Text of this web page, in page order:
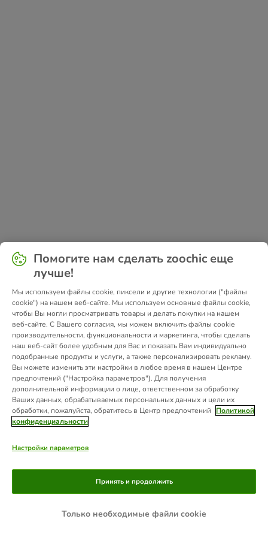
Application error: a
-side exception has occurred while
loading www.zoochic-eu.ru (see the
for more
Помогите нам сделать zoochic еще
лучше!
Мы используем файлы cookie, пиксели и другие технологии ("файлы
cookie") на нашем веб-сайте. Мы используем основные файлы cookie,
чтобы Вы могли просматривать товары и делать покупки на нашем
веб-сайте. С Вашего согласия, мы можем включить файлы cookie
производительности, функциональности и маркетинга, чтобы сделать
наш веб-сайт более удобным для Вас и показать Вам индивидуально
подобранные продукты и услуги, а также персонализировать рекламу.
Вы можете изменить эти настройки в любое время в нашем Центре
предпочтений ("Настройка параметров"). Для получения
дополнительной информации о лице, ответственном за обработку
Ваших данных, обрабатываемых персональных данных и цели их
обработки, пожалуйста, обратитесь в Центр предпочтений
Политикой
конфиденциальности
Настройки параметров
Только необходимые файли cookie
Принять и продолжить